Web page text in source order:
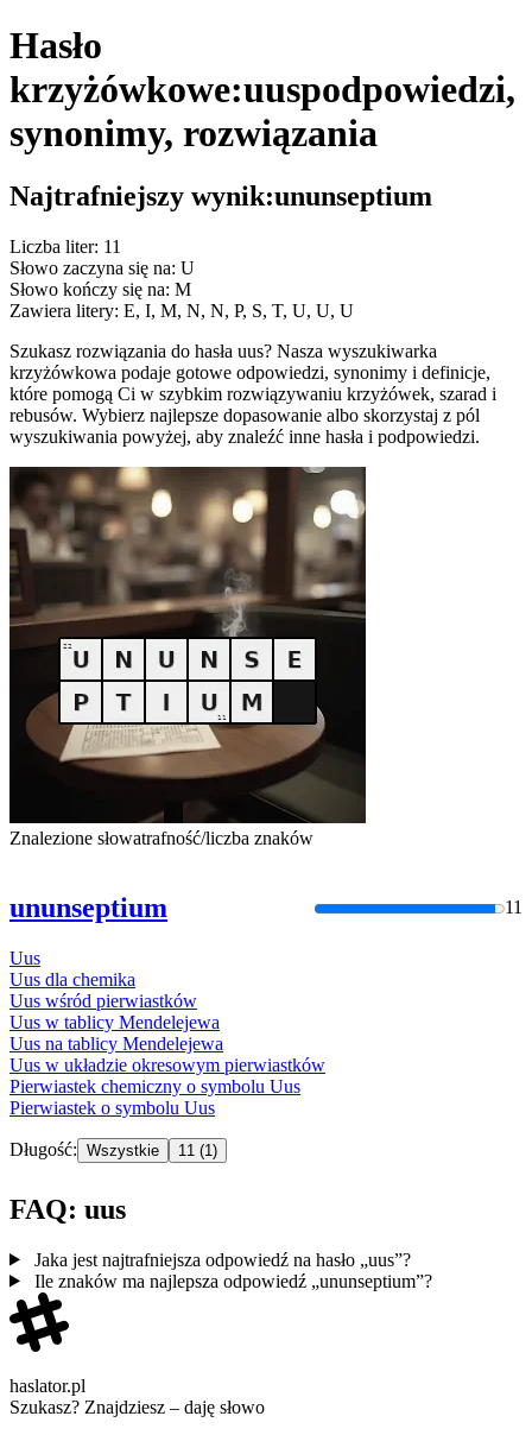
Hasło
krzyżówkowe:uuspodpowiedzi,
synonimy, rozwiązania
Najtrafniejszy wynik:ununseptium
Liczba liter: 11
Słowo zaczyna się na: U
Słowo kończy się na: M
Zawiera litery: E, I, M, N, N, P, S, T, U, U, U
Szukasz rozwiązania do hasła uus? Nasza wyszukiwarka
krzyżówkowa podaje gotowe odpowiedzi, synonimy i definicje,
które pomogą Ci w szybkim rozwiązywaniu krzyżówek, szarad i
rebusów. Wybierz najlepsze dopasowanie albo skorzystaj z pól
wyszukiwania powyżej, aby znaleźć inne hasła i podpowiedzi.
Znalezione słowatrafność/liczba znaków
ununseptium 11
Uus
Uus dla chemika
Uus wśród pierwiastków
Uus w tablicy Mendelejewa
Uus na tablicy Mendelejewa
Uus w układzie okresowym pierwiastków
Pierwiastek chemiczny o symbolu Uus
Pierwiastek o symbolu Uus
Długość: Wszystkie 11 (1)
FAQ: uus
Jaka jest najtrafniejsza odpowiedź na hasło „uus”?
Ile znaków ma najlepsza odpowiedź „ununseptium”?
haslator.pl
Szukasz? Znajdziesz – daję słowo